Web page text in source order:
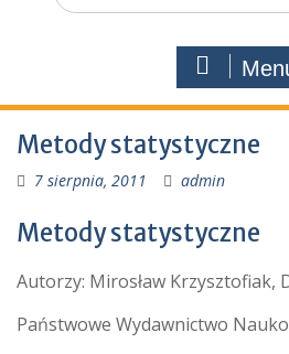
Metody statystyczne
7 sierpnia, 2011 admin
Metody statystyczne
Autorzy: Mirosław Krzysztofiak,
Państwowe Wydawnictwo